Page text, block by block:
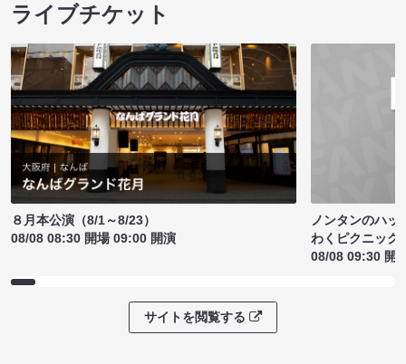
ライブチケット
８月本公演（8/1～8/23）
08/08 08:30 開場 09:00 開演
ノンタンのハッ
わくピクニック
08/08 09:30 開
サイトを閲覧する